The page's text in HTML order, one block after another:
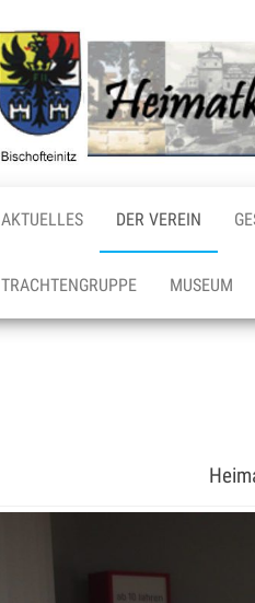
AKTUELLES DER VEREIN
TRACHTENGRUPPE MUSEUM